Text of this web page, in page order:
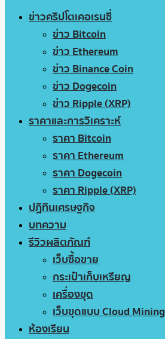
ข่าวคริปโตเคอเรนซี่
ข่าว Bitcoin
ข่าว Ethereum
ข่าว Binance Coin
ข่าว Dogecoin
ข่าว Ripple (XRP)
ราคาและการวิเคราะห์
ราคา Bitcoin
ราคา Ethereum
ราคา Dogecoin
ราคา Ripple (XRP)
ปฏิทินเศรษฐกิจ
บทความ
รีวิวผลิตภัณฑ์
เว็บซื้อขาย
กระเป๋าเก็บเหรียญ
เครื่องขุด
เว็บขุดแบบ Cloud Mining
ห้องเรียน